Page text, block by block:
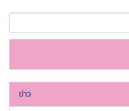
ข่าว